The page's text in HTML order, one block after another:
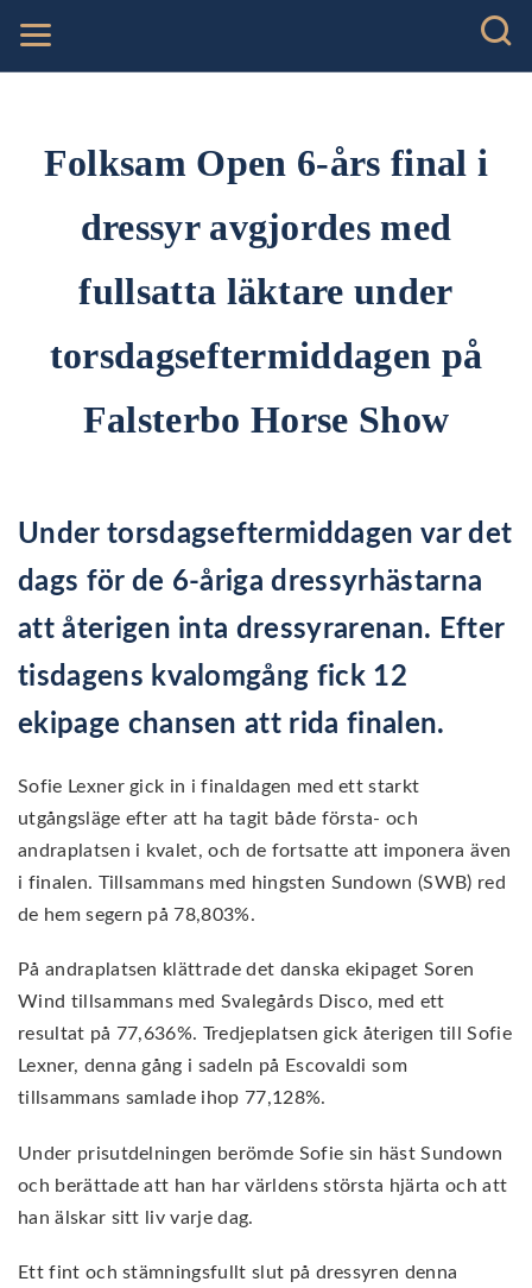
Folksam Open 6-års final i
dressyr avgjordes med
fullsatta läktare under
torsdagseftermiddagen på
Falsterbo Horse Show
Under torsdagseftermiddagen var det
dags för de 6-åriga dressyrhästarna
att återigen inta dressyrarenan. Efter
tisdagens kvalomgång fick 12
ekipage chansen att rida finalen.
Sofie Lexner gick in i finaldagen med ett starkt
utgångsläge efter att ha tagit både första- och
andraplatsen i kvalet, och de fortsatte att imponera även
i finalen. Tillsammans med hingsten Sundown (SWB) red
de hem segern på 78,803%.
På andraplatsen klättrade det danska ekipaget Soren
Wind tillsammans med Svalegårds Disco, med ett
resultat på 77,636%. Tredjeplatsen gick återigen till Sofie
Lexner, denna gång i sadeln på Escovaldi som
tillsammans samlade ihop 77,128%.
Under prisutdelningen berömde Sofie sin häst Sundown
och berättade att han har världens största hjärta och att
han älskar sitt liv varje dag.
Ett fint och stämningsfullt slut på dressyren denna